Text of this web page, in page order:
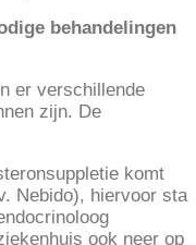
behandelingen
er verschillende
zijn. De
komt
Nebido), hiervoor sta
ook neer op